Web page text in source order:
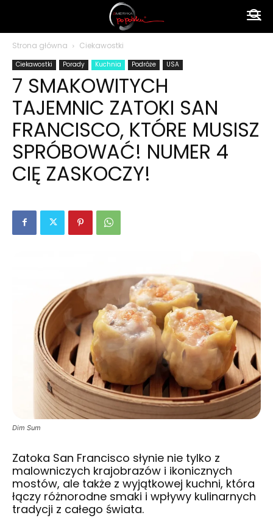
polsku
Strona główna Ciekawostki
Ciekawostki Porady Kuchnia Podróże USA
7 SMAKOWITYCH
TAJEMNIC ZATOKI SAN
FRANCISCO, KTÓRE MUSISZ
SPRÓBOWAĆ! NUMER 4
CIĘ ZASKOCZY!
Dim Sum
Zatoka San Francisco słynie nie tylko z
malowniczych krajobrazów i ikonicznych
mostów, ale także z wyjątkowej kuchni, która
łączy różnorodne smaki i wpływy kulinarnych
tradycji z całego świata.